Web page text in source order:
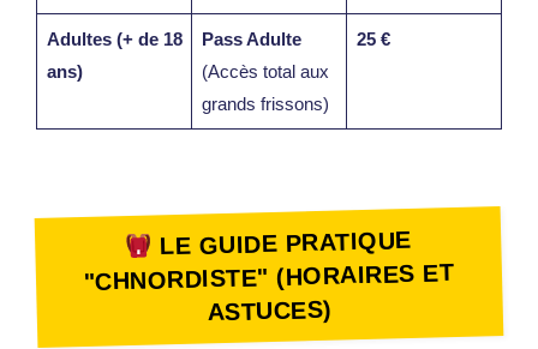
Adultes (+ de 18
ans)
Pass Adulte
(Accès total aux
grands frissons)
25 €
LE GUIDE PRATIQUE
"CHNORDISTE" (HORAIRES ET
ASTUCES)